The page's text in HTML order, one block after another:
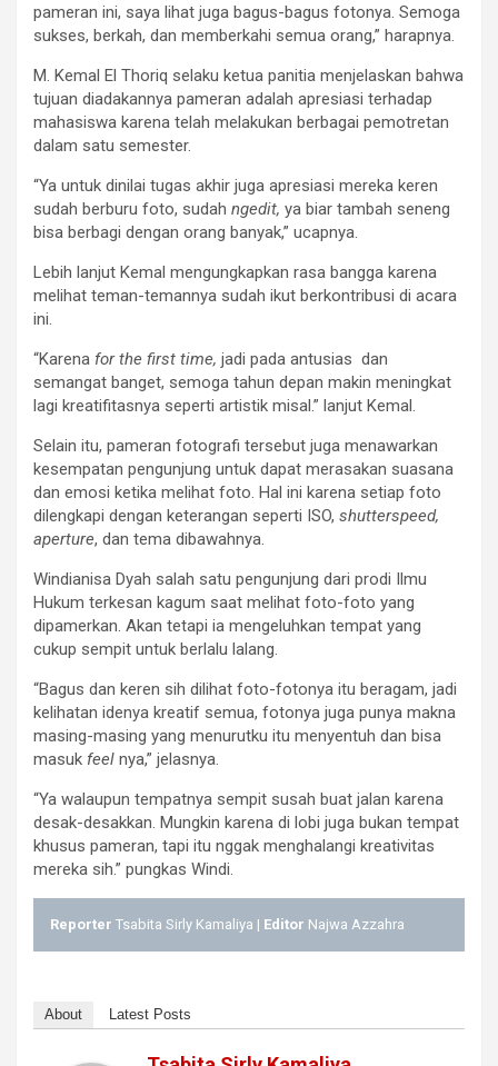
pameran ini, saya lihat juga bagus-bagus fotonya. Semoga
sukses, berkah, dan memberkahi semua orang,” harapnya.
M. Kemal El Thoriq selaku ketua panitia menjelaskan bahwa
tujuan diadakannya pameran adalah apresiasi terhadap
mahasiswa karena telah melakukan berbagai pemotretan
dalam satu semester.
“Ya untuk dinilai tugas akhir juga apresiasi mereka keren
sudah berburu foto, sudah ngedit, ya biar tambah seneng
bisa berbagi dengan orang banyak,” ucapnya.
Lebih lanjut Kemal mengungkapkan rasa bangga karena
melihat teman-temannya sudah ikut berkontribusi di acara
ini.
“Karena for the first time, jadi pada antusias dan
semangat banget, semoga tahun depan makin meningkat
lagi kreatifitasnya seperti artistik misal.” lanjut Kemal.
Selain itu, pameran fotografi tersebut juga menawarkan
kesempatan pengunjung untuk dapat merasakan suasana
dan emosi ketika melihat foto. Hal ini karena setiap foto
dilengkapi dengan keterangan seperti ISO, shutterspeed,
aperture, dan tema dibawahnya.
Windianisa Dyah salah satu pengunjung dari prodi Ilmu
Hukum terkesan kagum saat melihat foto-foto yang
dipamerkan. Akan tetapi ia mengeluhkan tempat yang
cukup sempit untuk berlalu lalang.
“Bagus dan keren sih dilihat foto-fotonya itu beragam, jadi
kelihatan idenya kreatif semua, fotonya juga punya makna
masing-masing yang menurutku itu menyentuh dan bisa
masuk feel nya,” jelasnya.
“Ya walaupun tempatnya sempit susah buat jalan karena
desak-desakkan. Mungkin karena di lobi juga bukan tempat
khusus pameran, tapi itu nggak menghalangi kreativitas
mereka sih.” pungkas Windi.
Reporter Tsabita Sirly Kamaliya | Editor Najwa Azzahra
About Latest Posts